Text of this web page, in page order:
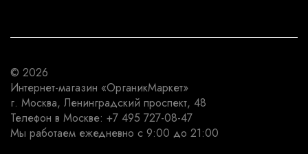
© 2026
Интернет-магазин «ОрганикМаркет»
г. Москва, Ленинградский проспект, 48
Телефон в Москве: +7 495 727-08-47
Мы работаем ежедневно с 9:00 до 21:00